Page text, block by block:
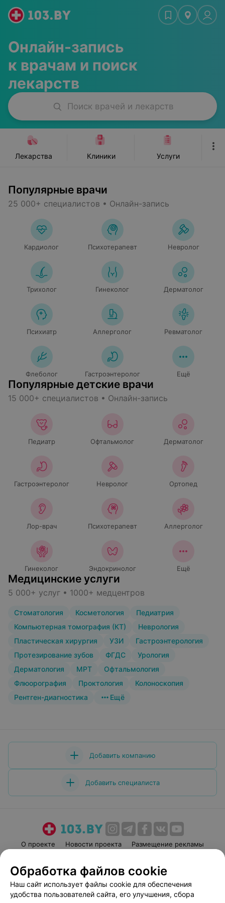
Онлайн-запись
к врачам и поиск
лекарств
Поиск врачей и лекарств
мастера Красота, спорт
Лекарства Клиники Услуги
Популярные врачи
25 000+ специалистов • Онлайн-запись
Кардиолог Психотерапевт Невролог
Трихолог Гинеколог Дерматолог
Психиатр Аллерголог Ревматолог
Флеболог Гастроэнтеролог Ещё
Популярные детские врачи
15 000+ специалистов • Онлайн-запись
Педиатр Офтальмолог Дерматолог
Гастроэнтеролог Невролог Ортопед
Лор-врач Психотерапевт Аллерголог
Гинеколог Эндокринолог Ещё
Медицинские услуги
5 000+ услуг • 1000+ медцентров
Стоматология Косметология
Педиатрия
Компьютерная томография (КТ)
Неврология
Пластическая хирургия
УЗИ
Гастроэнтерология
Протезирование зубов
ФГДС
Урология
Дерматология
МРТ
Офтальмология
Флюорография
Проктология
Колоноскопия
Рентген-диагностика
Ещё
Добавить компанию
Добавить специалиста
О проекте Новости проекта
Размещение рекламы
Пользовательское соглашение
Способы оплаты
Вакансии
Партнеры
Написать руководителю 103.by
Обработка файлов cookie
Наш сайт использует файлы cookie для обеспечения
удобства пользователей сайта, его улучшения, сбора